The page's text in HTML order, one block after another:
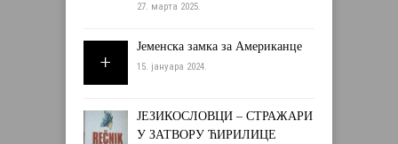
27. марта 2025.
Јеменска замка за Американце
15. јануара 2024.
ЈЕЗИКОСЛОВЦИ – СТРАЖАРИ
У ЗАТВОРУ ЋИРИЛИЦЕ